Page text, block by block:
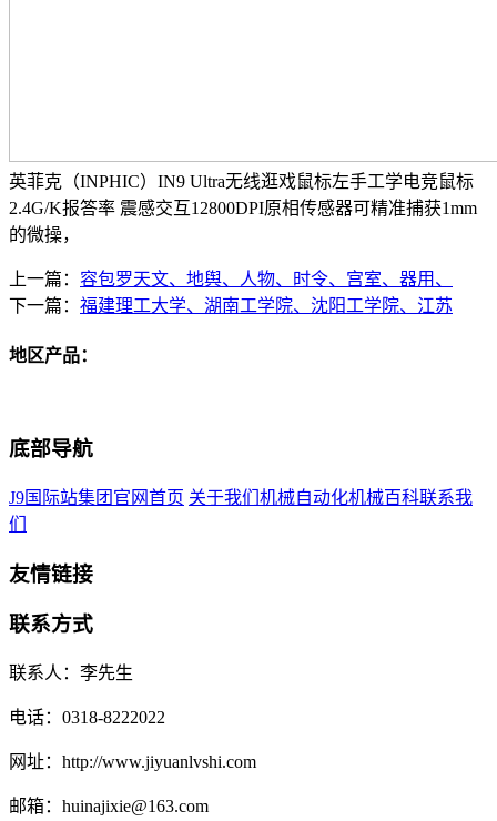
英菲克（INPHIC）IN9 Ultra无线逛戏鼠标左手工学电竞鼠标
2.4G/K报答率 震感交互12800DPI原相传感器可精准捕获1mm
的微操，
上一篇： 容包罗天文、地舆、人物、时令、宫室、器用、
下一篇： 福建理工大学、湖南工学院、沈阳工学院、江苏
地区产品：
底部导航
J9国际站集团官网首页 关于我们 机械自动化机械百科联系我
们
友情链接
联系方式
联系人：李先生
电话：0318-8222022
网址：http://www.jiyuanlvshi.com
邮箱：huinajixie@163.com